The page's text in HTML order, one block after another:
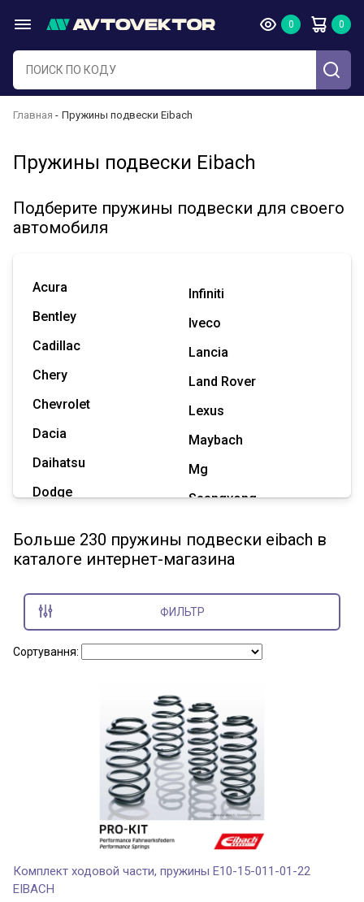
Главная Пружины подвески Eibach
Пружины подвески Eibach
Подберите пружины подвески для своего
автомобиля
Acura
Bentley
Cadillac
Chery
Chevrolet
Dacia
Daihatsu
Dodge
Great Wall
Hummer
Infiniti
Iveco
Lancia
Land Rover
Lexus
Maybach
Mg
Ssangyong
Tesla
Показать все марки
Больше 230 пружины подвески eibach в
каталоге интернет-магазина
ФИЛЬТР
Сортування:
Комплект ходовой части, пружины E10-15-011-01-22
EIBACH